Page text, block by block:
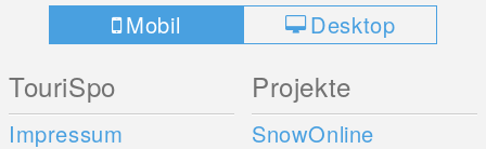
Mobil Desktop
TouriSpo
Impressum
Projekte
SnowOnline